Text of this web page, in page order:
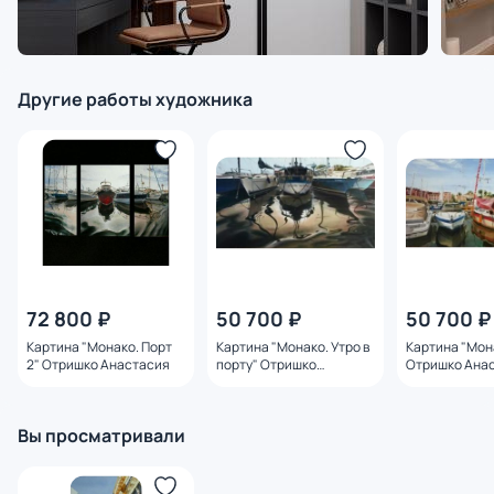
Другие работы художника
72 800 ₽
Картина "Монако. Порт
2" Отришко Анастасия
50 700 ₽
Картина "Монако. Утро в
порту" Отришко
50 700 ₽
Картина
Отришко
Вы просматривали